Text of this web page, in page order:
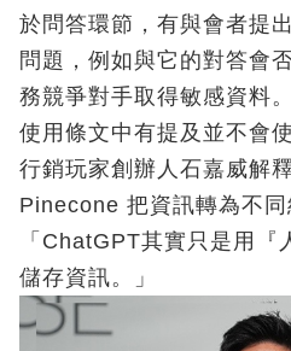
於問答環節，有與會者提
問題，例如與它的對答會
務競爭對手取得敏感資料
使用條文中有提及並不會
行銷玩家創辦人石嘉威解
Pinecone 把資訊轉為不同
「ChatGPT其實只是用
儲存資訊。」